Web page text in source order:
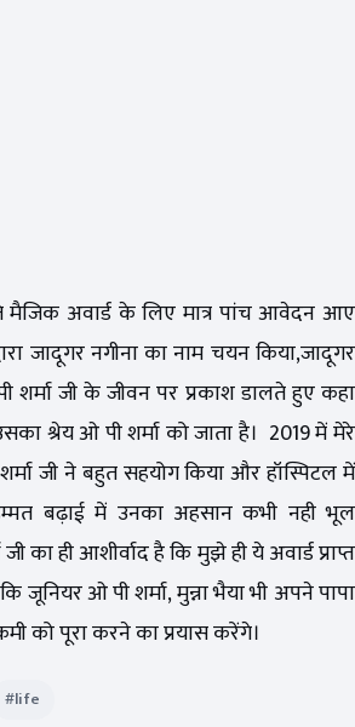
मैजिक अवार्ड के लिए मात्र पांच आवेदन आए
जादूगर नगीना का नाम चयन किया,जादूगर
शर्मा जी के जीवन पर प्रकाश डालते हुए कहा
श्रेय ओ पी शर्मा को जाता है। 2019 में मेरे
जी ने बहुत सहयोग किया और हॉस्पिटल में
बढ़ाई में उनका अहसान कभी नही भूल
ही आशीर्वाद है कि मुझे ही ये अवार्ड प्राप्त
ओ पी शर्मा, मुन्ना भैया भी अपने पापा
को पूरा करने का प्रयास करेंगे।
#life